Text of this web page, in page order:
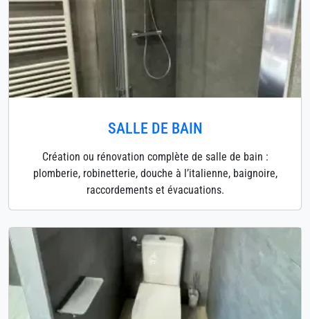
SALLE DE BAIN
Création ou rénovation complète de salle de bain :
plomberie, robinetterie, douche à l’italienne, baignoire,
raccordements et évacuations.